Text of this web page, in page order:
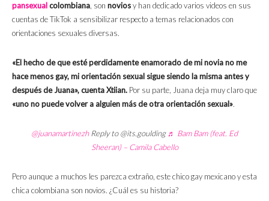
pansexualcolombiana, son noviosy han dedicado varios videos en sus
cuentas de TikTok a sensibilizar respecto a temas relacionados con
orientaciones sexuales diversas.
«El hecho de que esté perdidamente enamorado de mi novia no me
hace menos gay, mi orientación sexual sigue siendo la misma antes y
después de Juana», cuenta Xtiian. Por su parte, Juana deja muy claro que
«uno no puede volver a alguien más de otra orientación sexual».
@juanamartinezhReply to @its.goulding♬ Bam Bam (feat. Ed
Sheeran) – Camila Cabello
Pero aunque a muchos les parezca extraño, este chico gay mexicano y esta
chica colombiana son novios. ¿Cuál es su historia?